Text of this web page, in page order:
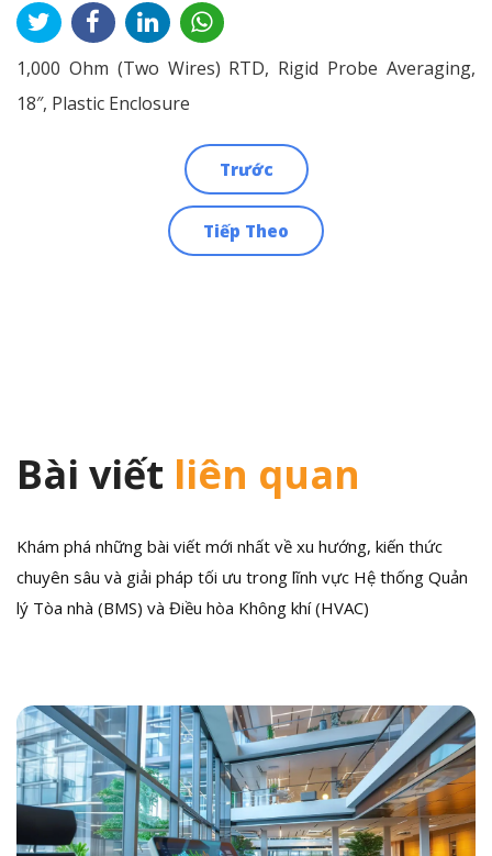
1,000 Ohm (Two Wires) RTD, Rigid Probe Averaging,
18″, Plastic Enclosure
Trước
Tiếp Theo
Bài viết liên quan
Khám phá những bài viết mới nhất về xu hướng, kiến thức
chuyên sâu và giải pháp tối ưu trong lĩnh vực Hệ thống Quản
lý Tòa nhà (BMS) và Điều hòa Không khí (HVAC)